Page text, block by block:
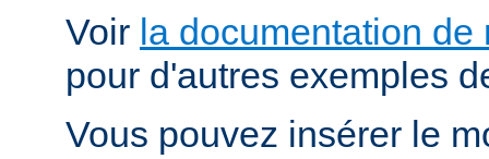
Voir la documentation de
pour d'autres exemples
Vous pouvez insérer le